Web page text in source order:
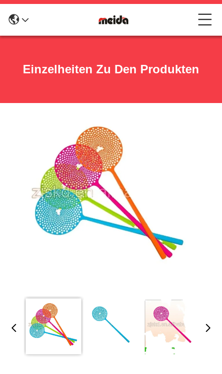
Einzelheiten Zu Den Produkten